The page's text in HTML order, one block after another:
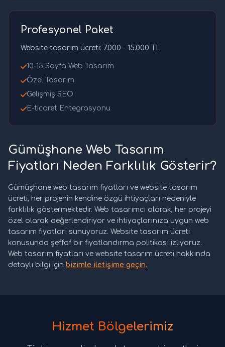
Profesyonel Paket
Website tasarım ücreti: 7.000 - 15.000 TL
10-15 Sayfa Web Tasarım
Özel Tasarım
Gelişmiş SEO
E-ticaret Entegrasyonu
Gümüşhane Web Tasarım
Fiyatları Neden Farklılık Gösterir?
Gümüşhane web tasarım fiyatları ve website tasarım
ücreti, her projenin kendine özgü ihtiyaçları nedeniyle
farklılık göstermektedir. Web tasarımcı olarak, her projeyi
özel olarak değerlendiriyor ve ihtiyaçlarınıza uygun web
tasarım fiyatları sunuyoruz. Website tasarım ücreti
konusunda şeffaf bir fiyatlandırma politikası izliyoruz.
Web tasarım fiyatları ve website tasarım ücreti hakkında
detaylı bilgi için bizimle iletişime geçin.
Hizmet Bölgelerimiz